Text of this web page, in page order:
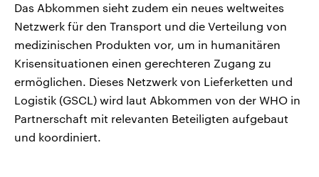
Das Abkommen sieht zudem ein neues weltweites
Netzwerk für den Transport und die Verteilung von
medizinischen Produkten vor, um in humanitären
Krisensituationen einen gerechteren Zugang zu
ermöglichen. Dieses Netzwerk von Lieferketten und
Logistik (GSCL) wird laut Abkommen von der WHO in
Partnerschaft mit relevanten Beteiligten aufgebaut
und koordiniert.